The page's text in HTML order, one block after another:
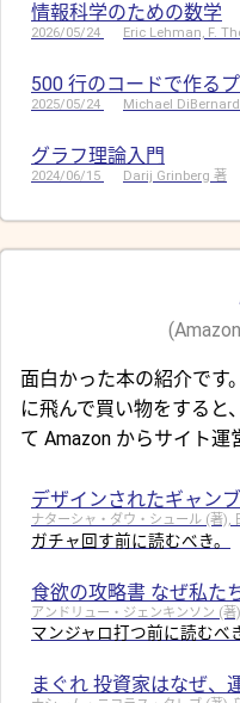
情報科学のための数学
2026/05/24 Eric Lehman, F.
500 行のコードで作る
2025/05/24 Michael
グラフ理論入門
2024/06/15 Darij Grinberg 著
面白かった本の紹介です
に飛んで買い物をすると
て Amazon からサイト運
デザインされたギャン
ナターシャ・ダウ・シュール (著),
ガチャ回す前に読むべき。
食欲の攻略書 なぜ私た
アンドリュー・ジェンキンソン (
マンジャロ打つ前に読むべ
まぐれ 投資家はなぜ、